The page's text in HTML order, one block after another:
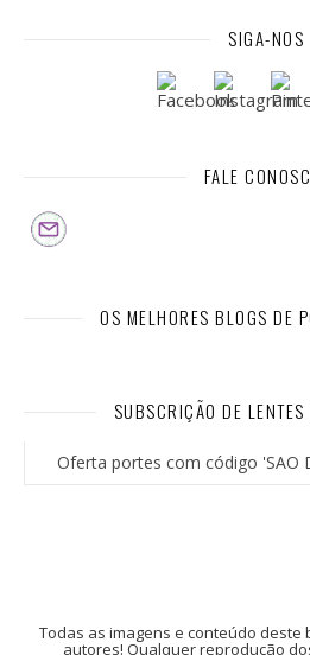
SIGA-NOS
FALE
OS MELHORES BLOGS DE
SUBSCRIÇÃO DE LENTES
Oferta portes com código 'SAO
Todas as imagens e conteúdo
autores! Qualquer reprodução